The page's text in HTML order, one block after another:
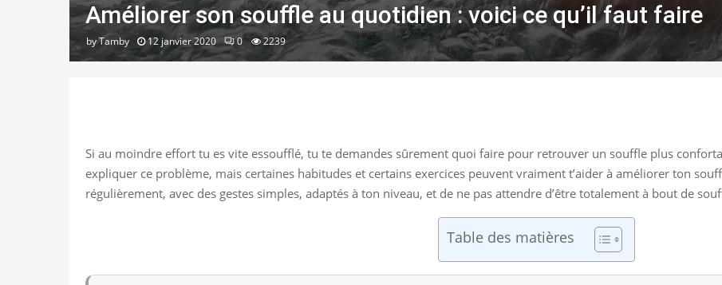
Améliorer son souffle au quotidien : voici ce qu’il faut faire
byTamby 12 janvier 2020 0 2239
Si au moindre effort tu es vite essoufflé, tu te demandes sûrement quoi faire pour retrouver un souffle plus
expliquer ce problème, mais certaines habitudes et certains exercices peuvent vraiment t’aider à améliorer ton
régulièrement, avec des gestes simples, adaptés à ton niveau, et de ne pas attendre d’être totalement à bout de
Table des matières